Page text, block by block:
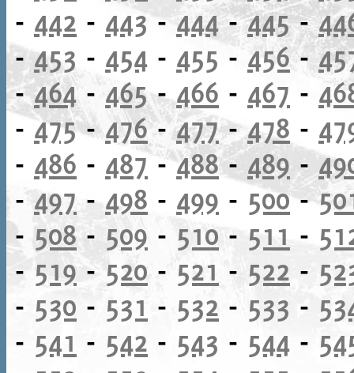
- 442 - 443-444-445-
-453 - 454 - 455 - 456-
-464 -465- 466 - 467 -
-475-476-477-478 -
- 486 - 487-488-489-
-497 - 498 - 499 - 500-
-508-509 - 510- 511 -
-519-520 - 521 - 522 -
- 530 - 531 - 532 - 533 -
- 541 - 542 - 543 - 544 -